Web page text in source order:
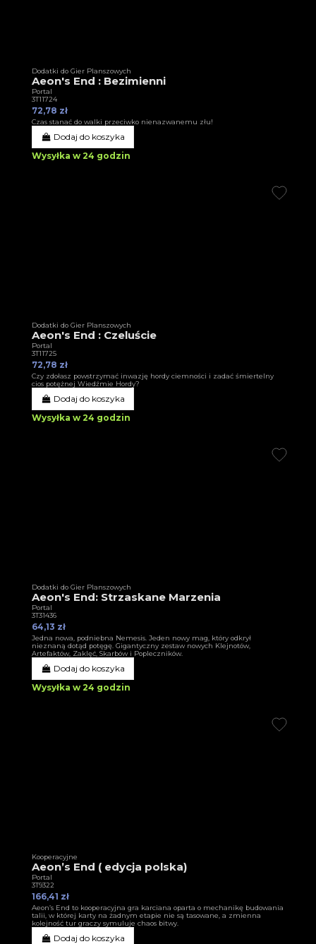
Dodatki do Gier Planszowych
Aeon's End : Bezimienni
Portal
3T11724
72,78 zł
Czas stanać do walki przeciwko nienazwanemu złu!
Dodaj do koszyka
Wysyłka w 24 godzin
Dodatki do Gier Planszowych
Aeon's End : Czeluście
Portal
3T11725
72,78 zł
Czy zdołasz powstrzymać inwazję hordy ciemności i zadać śmiertelny
cios potężnej Wiedźmie Hordy?
Dodaj do koszyka
Wysyłka w 24 godzin
Dodatki do Gier Planszowych
Aeon's End: Strzaskane Marzenia
Portal
3T31436
64,13 zł
Jedna nowa, podniebna Nemesis. Jeden nowy mag, który odkrył
nieznaną dotąd potęgę. Gigantyczny zestaw nowych Klejnotów,
Artefaktów, Zaklęć, Skarbów i Popleczników.
Dodaj do koszyka
Wysyłka w 24 godzin
Kooperacyjne
Aeon’s End ( edycja polska)
Portal
3T9322
166,41 zł
Aeon’s End to kooperacyjna gra karciana oparta o mechanikę budowania
talii, w której karty na żadnym etapie nie są tasowane, a zmienna
kolejność tur graczy symuluje chaos bitwy.
Dodaj do koszyka